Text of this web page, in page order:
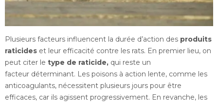
Plusieurs facteurs influencent la durée d’action des produits
raticides et leur efficacité contre les rats. En premier lieu, on
peut citer le type de raticide, qui reste un
facteur déterminant. Les poisons à action lente, comme les
anticoagulants, nécessitent plusieurs jours pour être
efficaces, car ils agissent progressivement. En revanche, les